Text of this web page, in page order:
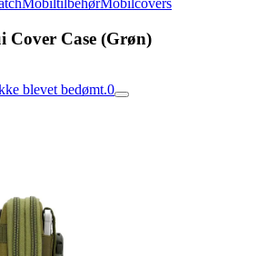
MobiltilbehørMobilcovers
Cover Case (Grøn)
blevet bedømt.0